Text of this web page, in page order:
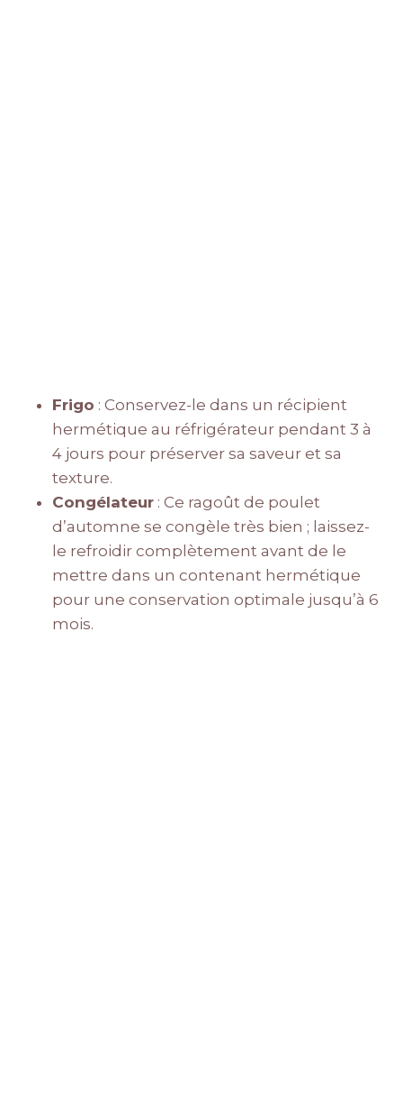
Frigo : Conservez-le dans un récipient
hermétique au réfrigérateur pendant 3 à
4 jours pour préserver sa saveur et sa
texture.
Congélateur : Ce ragoût de poulet
d’automne se congèle très bien ; laissez-
le refroidir complètement avant de le
mettre dans un contenant hermétique
pour une conservation optimale jusqu’à 6
mois.